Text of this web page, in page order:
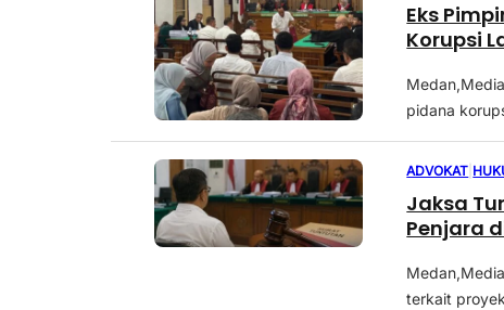
Eks
Korupsi
pidana
ADVOKAT
Jaksa
Penjara
terkait